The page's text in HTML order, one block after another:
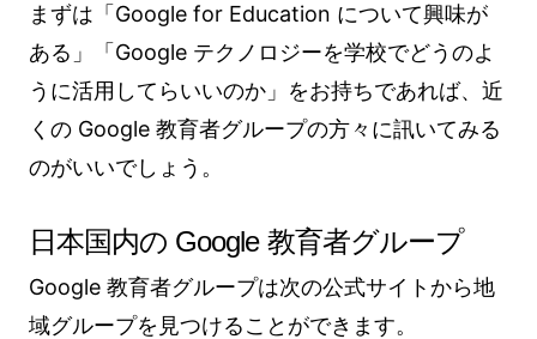
まずは「Google for Education について興味が
ある」「Google テクノロジーを学校でどうのよ
うに活用してらいいのか」をお持ちであれば、近
くの Google 教育者グループの方々に訊いてみる
のがいいでしょう。
日本国内の Google 教育者グループ
Google 教育者グループは次の公式サイトから地
域グループを見つけることができます。